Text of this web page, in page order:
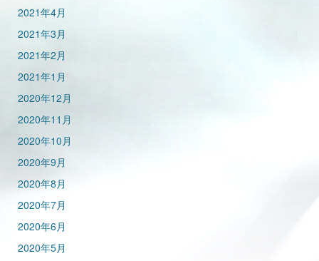
2021年4月
2021年3月
2021年2月
2021年1月
2020年12月
2020年11月
2020年10月
2020年9月
2020年8月
2020年7月
2020年6月
2020年5月